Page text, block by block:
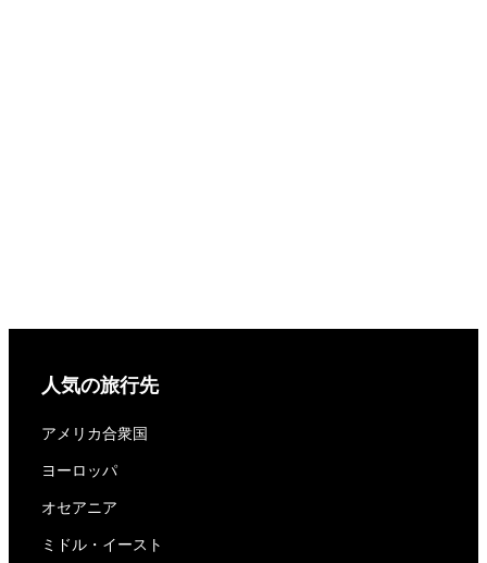
人気の旅行先
アメリカ合衆国
ヨーロッパ
オセアニア
ミドル・イースト